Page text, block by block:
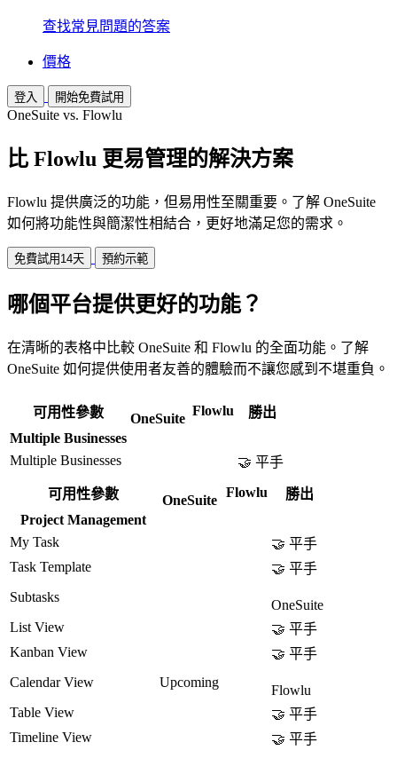
查找常見問題的答案
價格
登入 開始免費試用
OneSuite vs. Flowlu
比 Flowlu 更易管理的解決方案
Flowlu 提供廣泛的功能，但易用性至關重要。了解 OneSuite
如何將功能性與簡潔性相結合，更好地滿足您的需求。
免費試用14天 預約示範
哪個平台提供更好的功能？
在清晰的表格中比較 OneSuite 和 Flowlu 的全面功能。了解
OneSuite 如何提供使用者友善的體驗而不讓您感到不堪重負。
可用性參數 OneSuite
Flowlu
勝出
Multiple Businesses
Multiple Businesses
🤝 平手
可用性參數 OneSuite
Flowlu
勝出
Project Management
My Task
🤝 平手
Task Template
🤝 平手
Subtasks
OneSuite
List View
🤝 平手
Kanban View
🤝 平手
Calendar View
Upcoming
Flowlu
Table View
🤝 平手
Timeline View
🤝 平手